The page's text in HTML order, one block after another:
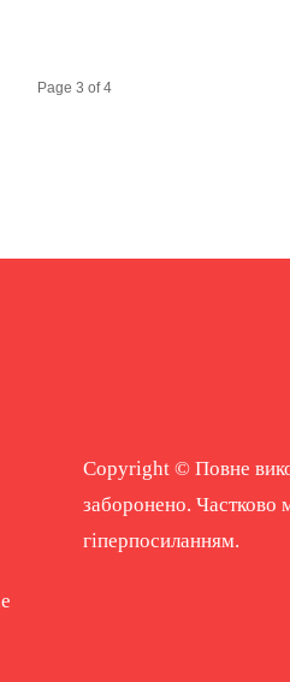
Page 3 of 4
Copyright © Повне
заборонено. Частково
гіперпосиланням.